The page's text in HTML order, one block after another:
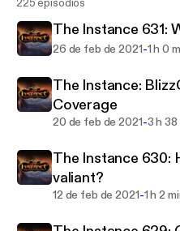
Come meet us at the
225 episodios
The Instance 631:
26 de feb de 2021-1 h 0
The Instance:
Coverage
20 de feb de 2021-3 h 38
The Instance 630:
valiant?
12 de feb de 2021-1 h 2